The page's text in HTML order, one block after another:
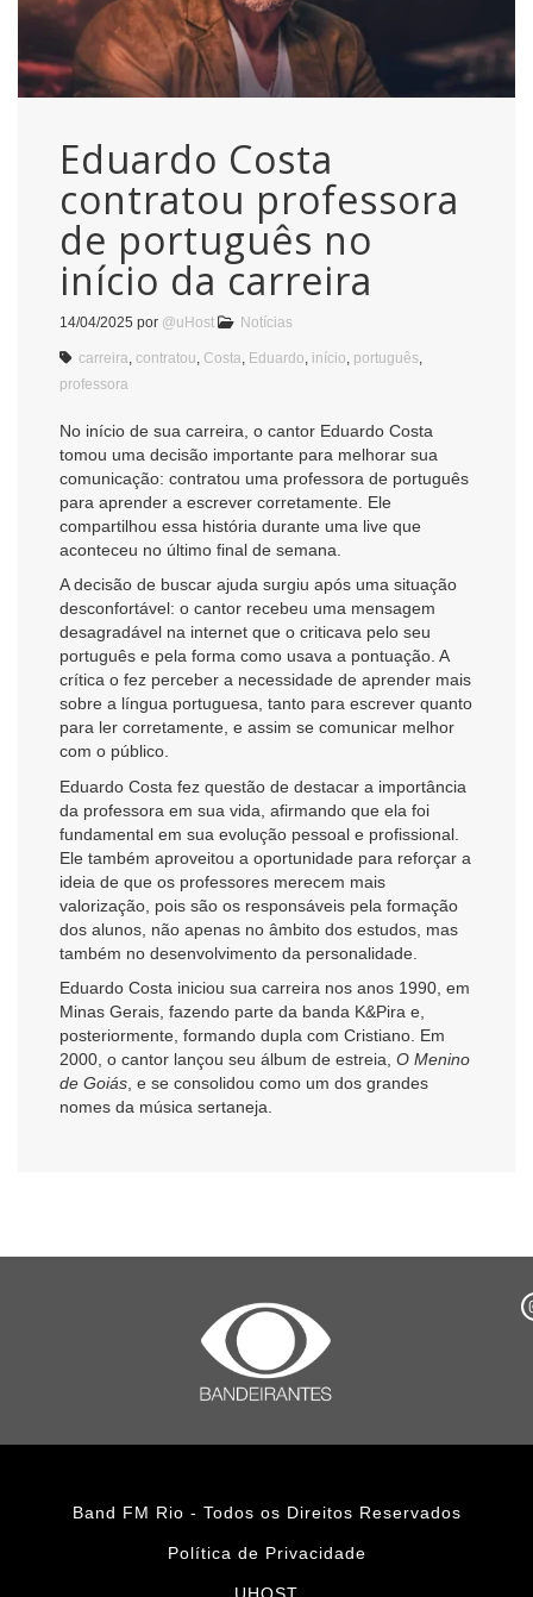
Eduardo Costa
contratou professora
de português no
início da carreira
14/04/2025 por @uHost Notícias
carreira contratou Costa Eduardo início português
professora
No início de sua carreira, o cantor Eduardo Costa
tomou uma decisão importante para melhorar sua
comunicação: contratou uma professora de português
para aprender a escrever corretamente. Ele
compartilhou essa história durante uma live que
aconteceu no último final de semana.
A decisão de buscar ajuda surgiu após uma situação
desconfortável: o cantor recebeu uma mensagem
desagradável na internet que o criticava pelo seu
português e pela forma como usava a pontuação. A
crítica o fez perceber a necessidade de aprender mais
sobre a língua portuguesa, tanto para escrever quanto
para ler corretamente, e assim se comunicar melhor
com o público.
Eduardo Costa fez questão de destacar a importância
da professora em sua vida, afirmando que ela foi
fundamental em sua evolução pessoal e profissional.
Ele também aproveitou a oportunidade para reforçar a
ideia de que os professores merecem mais
valorização, pois são os responsáveis pela formação
dos alunos, não apenas no âmbito dos estudos, mas
também no desenvolvimento da personalidade.
Eduardo Costa iniciou sua carreira nos anos 1990, em
Minas Gerais, fazendo parte da banda K&Pira e,
posteriormente, formando dupla com Cristiano. Em
2000, o cantor lançou seu álbum de estreia, O Menino
de Goiás , e se consolidou como um dos grandes
nomes da música sertaneja.
Band FM Rio - Todos os Direitos Reservados
Política de Privacidade
UHOST